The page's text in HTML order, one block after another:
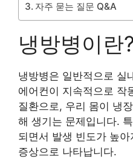
자주 묻는 질문 Q&A
냉방병이란?
냉방병은 일반적으로 실
에어컨이 지속적으로 작
질환으로, 우리 몸이 냉
해 생기는 문제입니다.
되면서 발생 빈도가 높
증상으로 나타납니다.